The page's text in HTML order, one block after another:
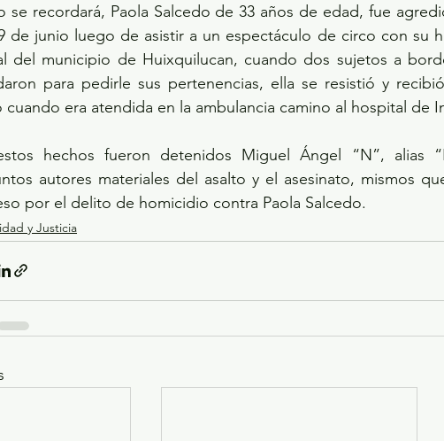
se recordará, Paola Salcedo de 33 años de edad, fue
de junio luego de asistir a un espectáculo de circo con su
del municipio de Huixquilucan, cuando dos sujetos a
para pedirle sus pertenencias, ella se resistió y
cuando era atendida en la ambulancia camino al hospital de
hechos fueron detenidos Miguel Ángel “N”, alias
autores materiales del asalto y el asesinato, mismos
por el delito de homicidio contra Paola Salcedo.
y Justicia